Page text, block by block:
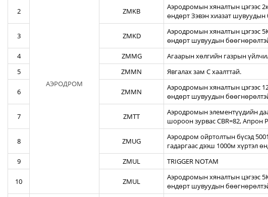
АЭРОДРОМ
2 ZMKB
Аэродромын хяналтын цэгээс
өндөрт Зэвэн хиазат шувуудын
3 ZMKD
Аэродромын хяналтын цэгээс
өндөрт шувуудын
4 ZMMG Агаарын хөлгийн газрын
5
ZMMN Явгалах зам С хаалттай.
6 ZMMN
Аэродромын хяналтын цэгээс
өндөрт шувуудын
7 ZMTT
Аэродромын элементүүдийн
шороон зурвас CBR=82, Апрон
8 ZMUG
Аэродром ойртолтын бүсэд
гадаргаас дээш 1000м хүртэл
9 ZMUL TRIGGER NOTAM
10 ZMUL
Аэродромын хяналтын цэгээс
өндөрт шувуудын